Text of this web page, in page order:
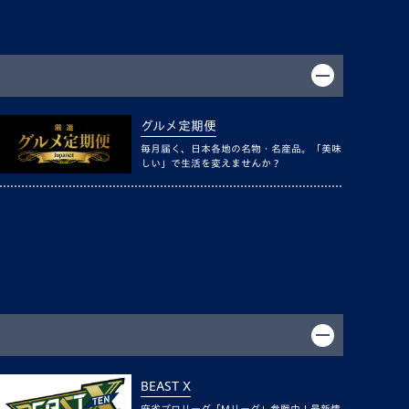
グルメ定期便
毎月届く、日本各地の名物・名産品。「美味
しい」で生活を変えませんか？
BEAST X